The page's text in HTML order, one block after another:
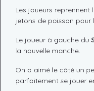
Les joueurs reprennent
jetons de poisson pour
Le joueur à gauche du
la nouvelle manche.
On a aimé le côté un
parfaitement se jouer